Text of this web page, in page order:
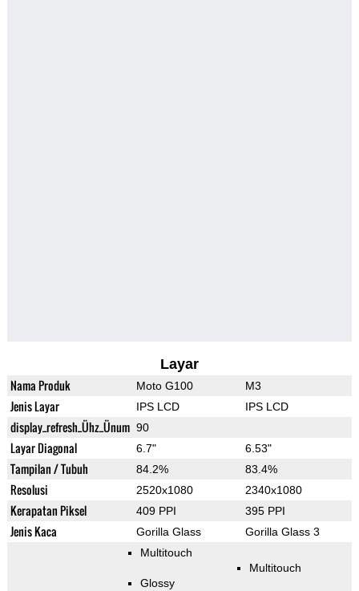
Layar
Nama Produk Moto G100 M3
Jenis Layar IPS LCD IPS LCD
display_refresh_Ühz_Ünum 90
Layar Diagonal 6.7" 6.53"
Tampilan / Tubuh 84.2% 83.4%
Resolusi 2520x1080 2340x1080
Kerapatan Piksel 409 PPI 395 PPI
Jenis Kaca Gorilla Glass Gorilla Glass 3
Multitouch
Glossy
Multitouch